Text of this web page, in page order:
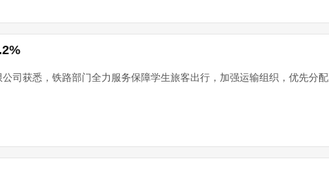
司获悉，铁路部门全力服务保障学生旅客出行，加强运输组织，优先分